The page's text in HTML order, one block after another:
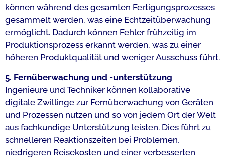
können während des gesamten Fertigungsprozesses
gesammelt werden, was eine Echtzeitüberwachung
ermöglicht. Dadurch können Fehler frühzeitig im
Produktionsprozess erkannt werden, was zu einer
höheren Produktqualität und weniger Ausschuss führt.
5. Fernüberwachung und -unterstützung
Ingenieure und Techniker können kollaborative
digitale Zwillinge zur Fernüberwachung von Geräten
und Prozessen nutzen und so von jedem Ort der Welt
aus fachkundige Unterstützung leisten. Dies führt zu
schnelleren Reaktionszeiten bei Problemen,
niedrigeren Reisekosten und einer verbesserten